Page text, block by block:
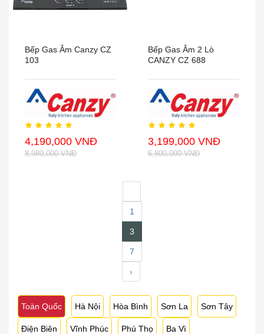
Bếp Gas Âm Canzy CZ
103
4,190,000 VNĐ
8,980,000 VNĐ
Bếp Gas Âm 2 Lò
CANZY CZ 688
3,199,000 VNĐ
6,800,000 VNĐ
1
3
7
›
Toàn Quốc Hà Nội Hòa Bình Sơn La Sơn Tây
Điện Biên Vĩnh Phúc Phú Thọ Ba Vì